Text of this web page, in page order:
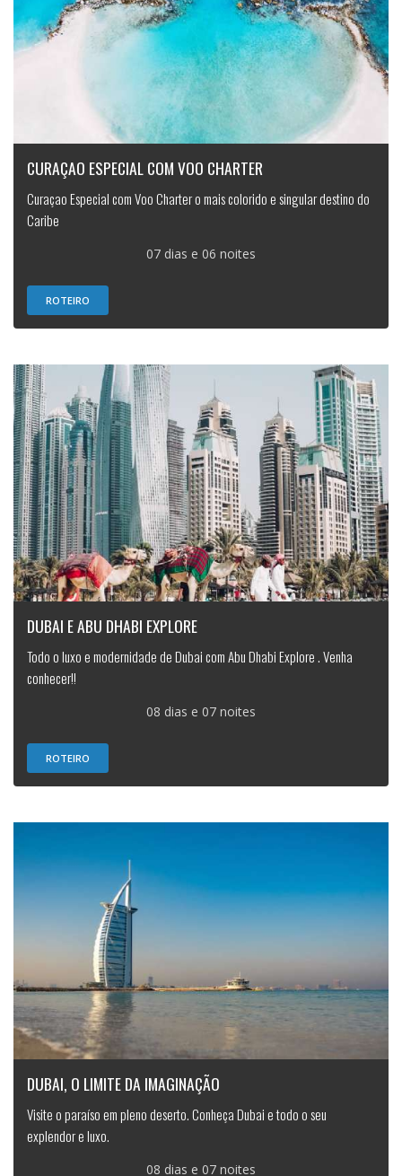
CURAÇAO ESPECIAL COM VOO CHARTER
Curaçao Especial com Voo Charter o mais colorido e singular destino do
Caribe
07 dias e 06 noites
ROTEIRO
DUBAI E ABU DHABI EXPLORE
Todo o luxo e modernidade de Dubai com Abu Dhabi Explore . Venha
conhecer!!
08 dias e 07 noites
ROTEIRO
DUBAI, O LIMITE DA IMAGINAÇÃO
Visite o paraíso em pleno deserto. Conheça Dubai e todo o seu
explendor e luxo.
08 dias e 07 noites